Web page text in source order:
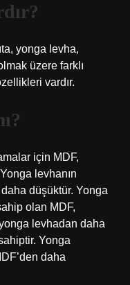
yonga levha,
üzere farklı
vardır.
için MDF,
levhanın
düşüktür. Yonga
olan MDF,
levhadan daha
Yonga
daha